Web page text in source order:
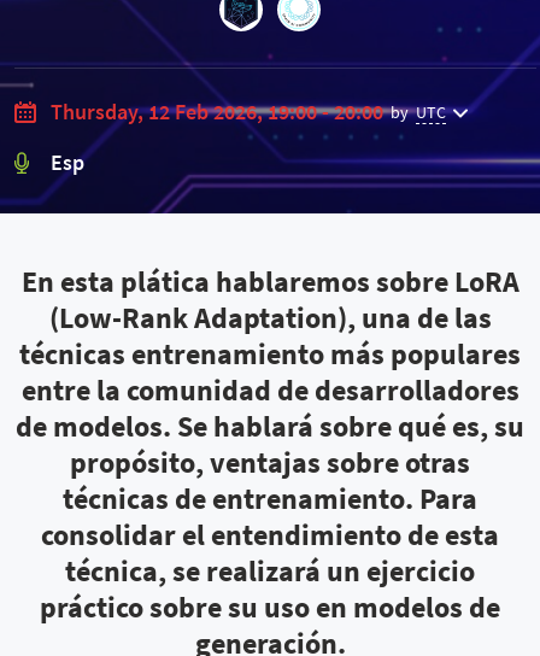
Thursday, 12 Feb 2026, 19:00 - 20:00 by UTC
Esp
En esta plática hablaremos sobre LoRA
(Low-Rank Adaptation), una de las
técnicas entrenamiento más populares
entre la comunidad de desarrolladores
de modelos. Se hablará sobre qué es, su
propósito, ventajas sobre otras
técnicas de entrenamiento. Para
consolidar el entendimiento de esta
técnica, se realizará un ejercicio
práctico sobre su uso en modelos de
generación.